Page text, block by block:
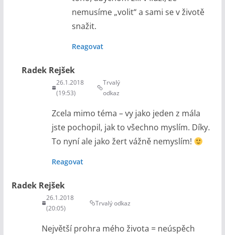
nemusíme „volit“ a sami se v životě
snažit.
Reagovat
Radek Rejšek
26.1.2018
(19:53)
Trvalý
odkaz
Zcela mimo téma – vy jako jeden z mála
jste pochopil, jak to všechno myslím. Díky.
To nyní ale jako žert vážně nemyslím!
Reagovat
Radek Rejšek
26.1.2018
(20:05)
Trvalý odkaz
Největší prohra mého života = neúspěch